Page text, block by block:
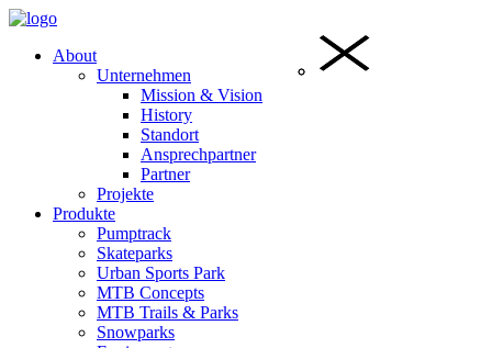
About
Unternehmen
Mission & Vision
History
Standort
Ansprechpartner
Partner
Projekte
Produkte
Pumptrack
Skateparks
Urban Sports Park
MTB Concepts
MTB Trails & Parks
Snowparks